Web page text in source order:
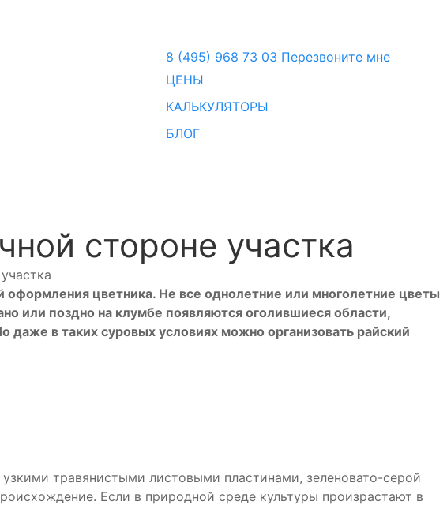
8 (495) 968 73 03 Перезвоните мне
ЦЕНЫ
КАЛЬКУЛЯТОРЫ
БЛОГ
стороне участка
оформления цветника. Не все однолетние или многолетние цветы
или поздно на клумбе появляются оголившиеся области,
в таких суровых условиях можно организовать райский
травянистыми листовыми пластинами, зеленовато-серой
Если в природной среде культуры произрастают в